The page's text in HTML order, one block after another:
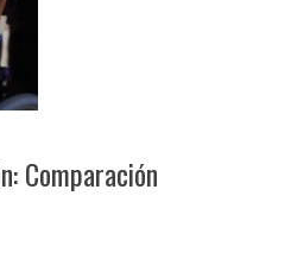
Comparación